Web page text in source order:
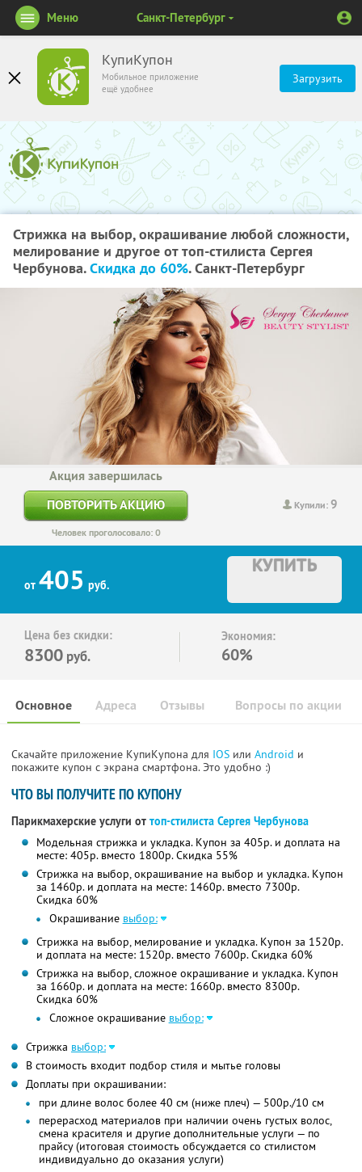
КупиКупон
Мобильное приложение
ещё удобнее
Загрузить
Меню Санкт-Петербург
Стрижка на выбор, окрашивание любой сложности,
мелирование и другое от топ-стилиста Сергея
Чербунова.Скидка до 60%. Санкт-Петербург
Купили:9
Акция завершилась
ПОВТОРИТЬ АКЦИЮ
Человек проголосовало: 0
от 405 руб.
КУПИТЬ
Цена без скидки:
8300 руб.
Экономия:
60%
Основное Отзывы Вопросы по акции
Адреса
Скачайте приложение КупиКупона для IOS или Android и
покажите купон с экрана смартфона. Это удобно :)
ЧТО ВЫ ПОЛУЧИТЕ ПО КУПОНУ
Парикмахерские услуги от топ-стилиста Сергея Чербунова
Модельная стрижка и укладка. Купон за 405р. и доплата на
месте: 405р. вместо 1800р.Скидка 55%
Стрижка на выбор, окрашивание на выбор и укладка. Купон
за 1460р. и доплата на месте: 1460р. вместо 7300р.
Скидка 60%
Окрашивание выбор:
Стрижка на выбор, мелирование и укладка. Купон за 1520р.
и доплата на месте: 1520р. вместо 7600р.Скидка 60%
Стрижка на выбор, сложное окрашивание и укладка. Купон
за 1660р. и доплата на месте: 1660р. вместо 8300р.
Скидка 60%
Сложное окрашивание выбор:
Стрижка выбор:
В стоимость входит подбор стиля и мытье головы
Доплаты при окрашивании:
при длине волос более 40 см (ниже плеч) — 500р./10 см
перерасход материалов при наличии очень густых волос,
смена красителя и другие дополнительные услуги — по
прайсу (итоговая стоимость обсуждается со стилистом
индивидуально до оказания услуги)